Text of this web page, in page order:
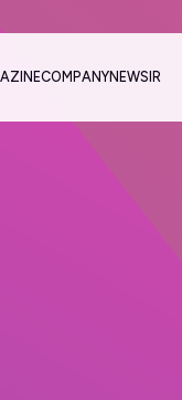
COMPANYNEWS IR